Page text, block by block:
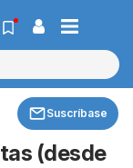
Suscríbase
(desde